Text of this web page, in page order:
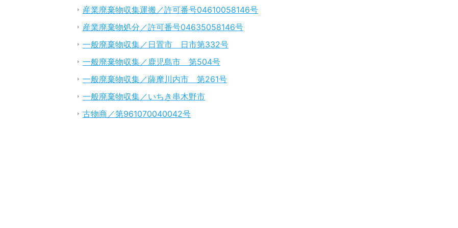
産業廃棄物収集運搬／許可番号04610058146号
産業廃棄物処分／許可番号04635058146号
一般廃棄物収集／日置市 日市第332号
一般廃棄物収集／鹿児島市 第504号
一般廃棄物収集／薩摩川内市 第261号
一般廃棄物収集／いちき串木野市
古物商／第961070040042号